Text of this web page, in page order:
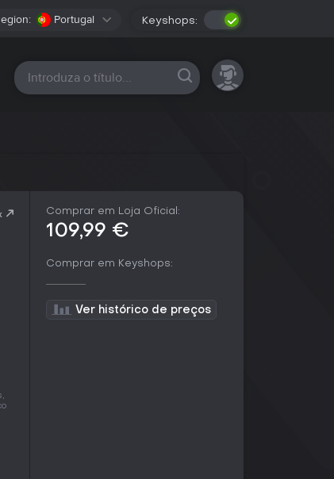
Portugal Keyshops:
Todas as plataformas
Comprar em Loja Oficial:
109,99 €
Comprar em Keyshops:
Ver histórico de preços